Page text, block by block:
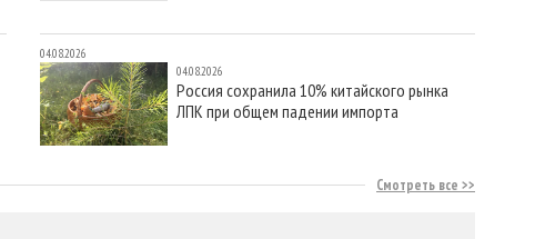
04.08.2026
04.08.2026
Россия сохранила 10% китайского рынка
ЛПК при общем падении импорта
Смотреть все